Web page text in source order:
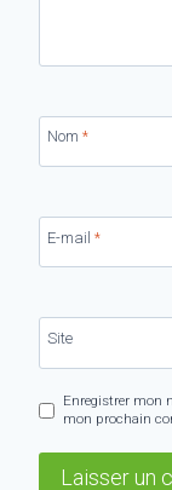
Nom *
E-mail *
Site
Enregistrer mon
mon prochain